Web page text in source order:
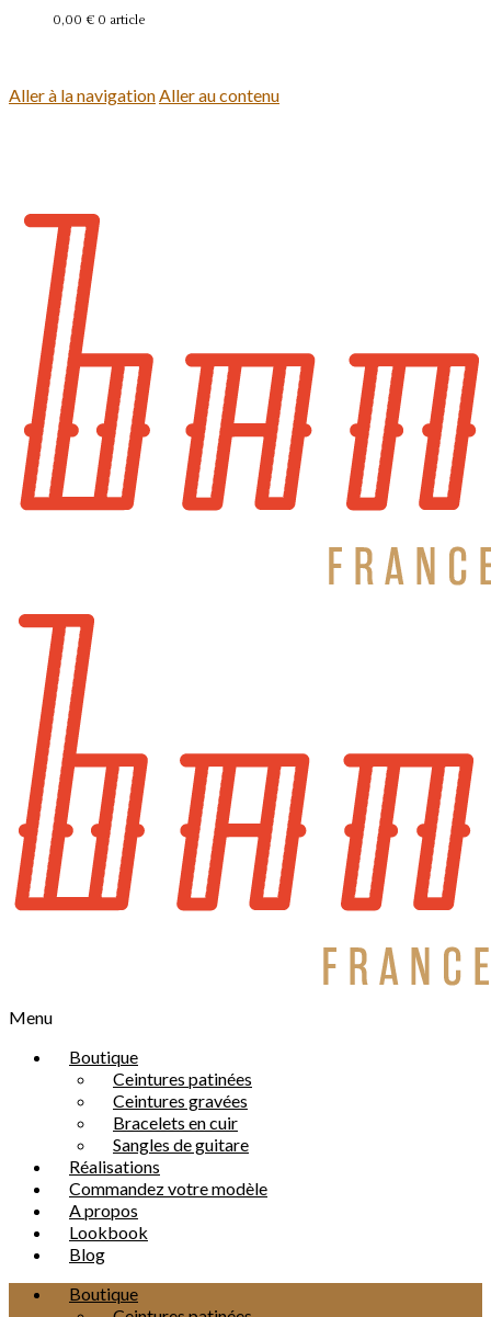
0,00 € 0 article
Aller à la navigationAller au contenu
Menu
Boutique
Ceintures patinées
Ceintures gravées
Bracelets en cuir
Sangles de guitare
Réalisations
Commandez votre modèle
A propos
Lookbook
Blog
Boutique